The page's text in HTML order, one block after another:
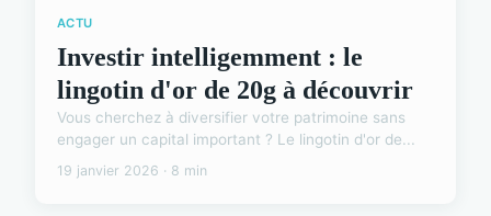
ACTU
Investir intelligemment : le
lingotin d'or de 20g à découvrir
Vous cherchez à diversifier votre patrimoine sans
engager un capital important ? Le lingotin d'or de...
19 janvier 2026 · 8 min